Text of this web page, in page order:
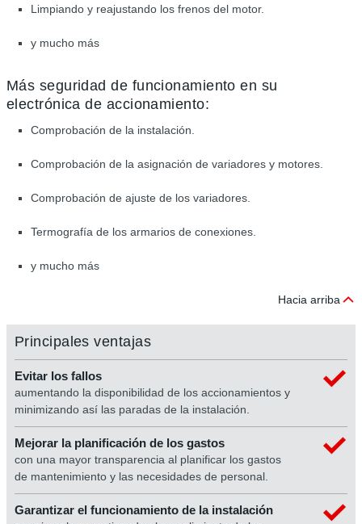
Limpiando y reajustando los frenos del motor.
y mucho más
Más seguridad de funcionamiento en su
electrónica de accionamiento:
Comprobación de la instalación.
Comprobación de la asignación de variadores y motores.
Comprobación de ajuste de los variadores.
Termografía de los armarios de conexiones.
y mucho más
Hacia arriba
Principales ventajas
Evitar los fallos
aumentando la disponibilidad de los accionamientos y
minimizando así las paradas de la instalación.
Mejorar la planificación de los gastos
con una mayor transparencia al planificar los gastos
de mantenimiento y las necesidades de personal.
Garantizar el funcionamiento de la instalación